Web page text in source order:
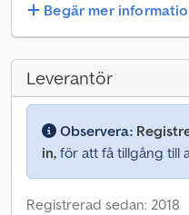
Begär mer
Leverantör
Observera:
in, för att få tillgång till
Registrerad sedan: 2018